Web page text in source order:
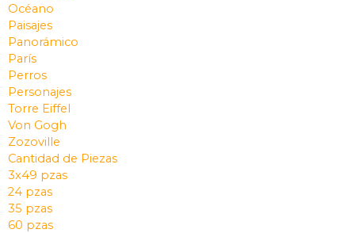
Océano
Paisajes
Panorámico
París
Perros
Personajes
Torre Eiffel
Von Gogh
Zozoville
Cantidad de Piezas
3x49 pzas
24 pzas
35 pzas
60 pzas